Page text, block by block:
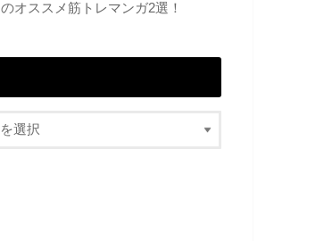
のオススメ筋トレマンガ2選！